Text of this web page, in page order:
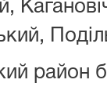
район